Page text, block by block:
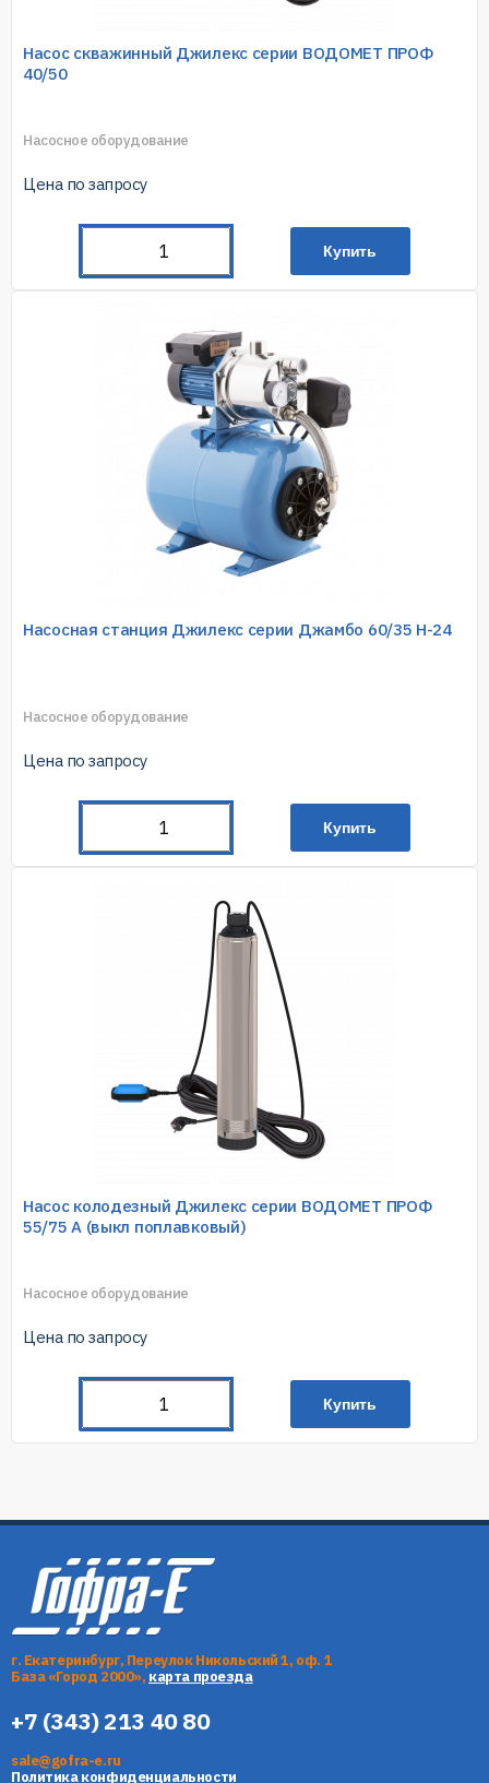
Насос скважинный Джилекс серии ВОДОМЕТ ПРОФ
40/50
Насосное оборудование
Цена по запросу
Купить
Насосная станция Джилекс серии Джамбо 60/35 Н-24
Насосное оборудование
Цена по запросу
Купить
Насос колодезный Джилекс серии ВОДОМЕТ ПРОФ
55/75 А (выкл поплавковый)
Насосное оборудование
Цена по запросу
Купить
г. Екатеринбург, Переулок Никольский 1, оф. 1
База «Город 2000», карта проезда
+7 (343) 213 40 80
sale@gofra-e.ru
Политика конфиденциальности